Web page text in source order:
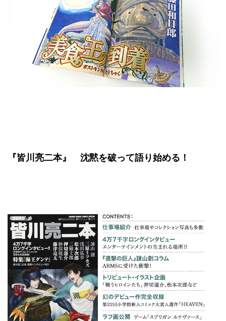
『皆川亮二本』 沈黙を破って語り始める！